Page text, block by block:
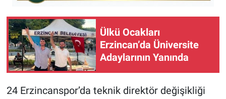
Ülkü Ocakları
Erzincan’da Üniversite
Adaylarının Yanında
24 Erzincanspor’da teknik direktör değişikliği